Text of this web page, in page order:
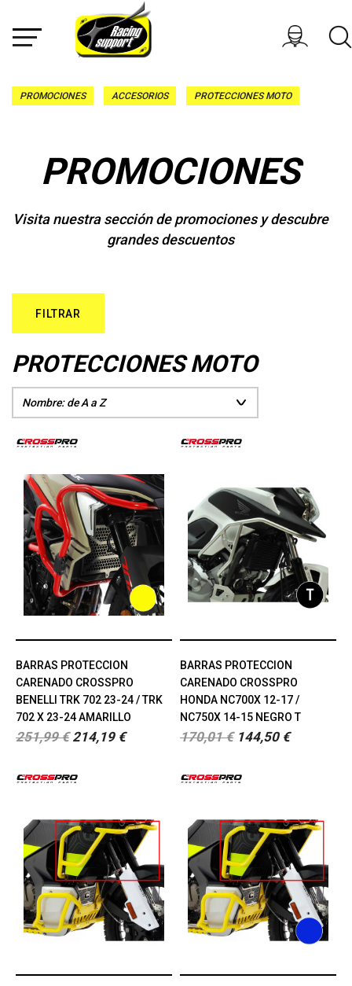
PROMOCIONES ACCESORIOS PROTECCIONES MOTO
PROMOCIONES
Visita nuestra sección de promociones y descubre
grandes descuentos
FILTRAR
PROTECCIONES MOTO
BARRAS PROTECCION
CARENADO CROSSPRO
BENELLI TRK 702 23-24 / TRK
702 X 23-24 AMARILLO
251,99 € 214,19 €
BARRAS PROTECCION
CARENADO CROSSPRO
HONDA NC700X 12-17 /
NC750X 14-15 NEGRO T
170,01 € 144,50 €